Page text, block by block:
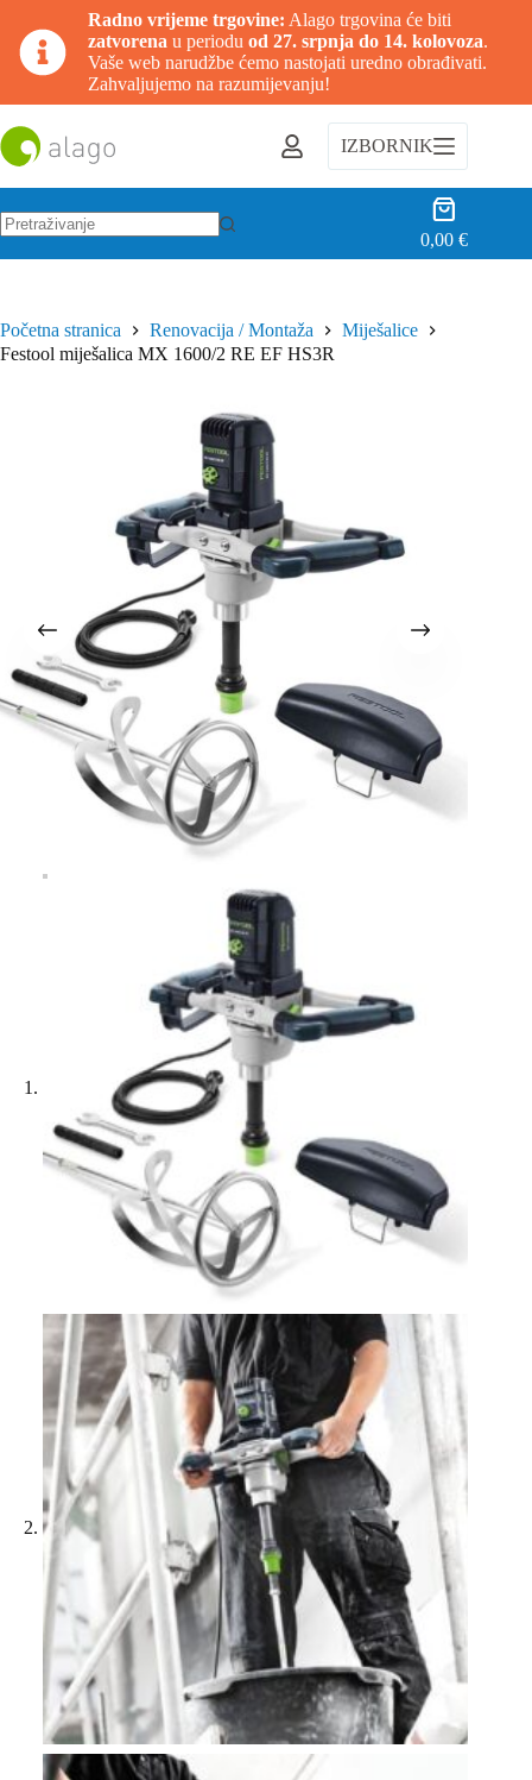
Radno vrijeme trgovine: Alago trgovina će biti
zatvorena u periodu od 27. srpnja do 14. kolovoza.
Vaše web narudžbe ćemo nastojati uredno obrađivati.
Zahvaljujemo na razumijevanju!
na
sadržaj
IZBORNIK
Košarica
0,00€
Početna stranica Renovacija / Montaža
Miješalice
Festool miješalica MX 1600/2 RE EF HS3R